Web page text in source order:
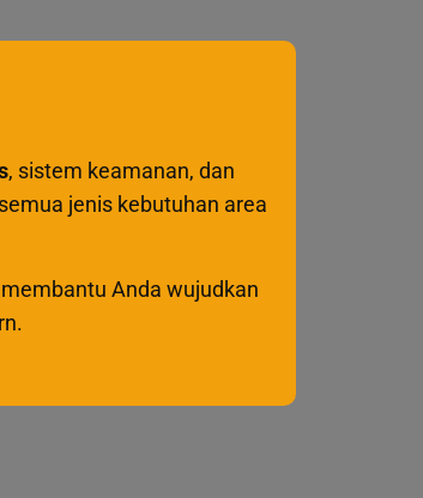
, sistem keamanan, dan
jenis kebutuhan area
Anda wujudkan